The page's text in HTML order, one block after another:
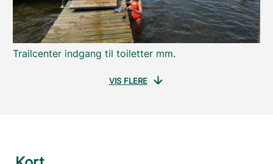
Trailcenter indgang til toiletter mm.
VIS FLERE